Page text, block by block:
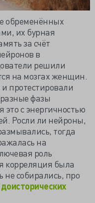
обременённых
их бурная
за счёт
в
решили
на мозгах женщин.
протестировали
фазы
это с энергичностью
Росли ли нейроны,
тогда
на
роль
корреляция была
не собирались, про